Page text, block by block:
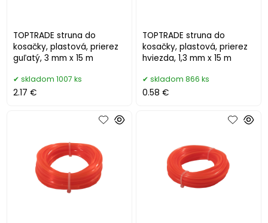
TOPTRADE struna do
kosačky, plastová, prierez
guľatý, 3 mm x 15 m
skladom 1007 ks
2.17 €
TOPTRADE struna do
kosačky, plastová, prierez
hviezda, 1,3 mm x 15 m
skladom 866 ks
0.58 €